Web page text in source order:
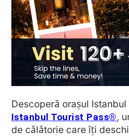
Descoperă orașul
Istanbul Tourist Pass®,
de călătorie care îți